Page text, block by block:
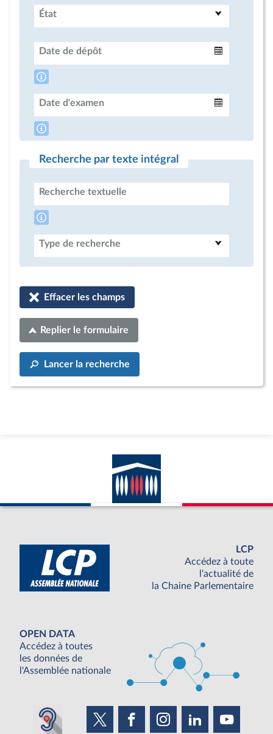
État
Date de dépôt
Date d'examen
Recherche par texte intégral
Recherche textuelle
Type de recherche
Effacer les champs
Replier le formulaire
Lancer la recherche
LCP
Accédez à toute
l'actualité de
la Chaine Parlementaire
OPEN DATA
Accédez à toutes
les données de
l'Assemblée nationale